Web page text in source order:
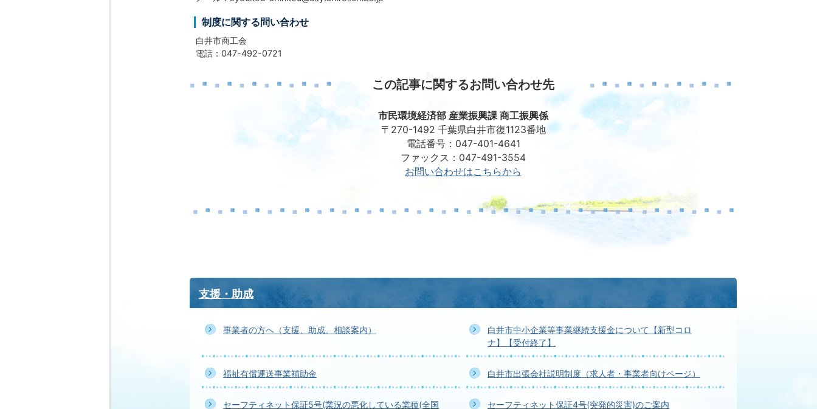
制度に関する問い合わせ
白井市商工会
電話：047-492-0721
この記事に関するお問い合わせ先
市民環境経済部 産業振興課 商工振興係
〒270-1492 千葉県白井市復1123番地
電話番号：047-401-4641
ファックス：047-491-3554
お問い合わせはこちらから
支援・助成
事業者の方へ（支援、助成、相談案内）
白井市中小企業等事業継続支援金について【新型コロ
ナ】【受付終了】
福祉有償運送事業補助金 白井市出張会社説明制度（求人者・事業者向けページ）
セーフティネット保証5号(業況の悪化している業種(全国
セーフティネット保証4号(突発的災害)のご案内